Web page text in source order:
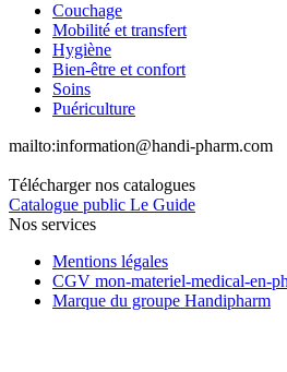
Couchage
Mobilité et transfert
Hygiène
Bien-être et confort
Soins
Puériculture
mailto:information@handi-pharm.com
Télécharger nos catalogues
Catalogue public Le Guide
Nos services
Mentions légales
CGV mon-materiel-medical-en-
Marque du groupe Handipharm